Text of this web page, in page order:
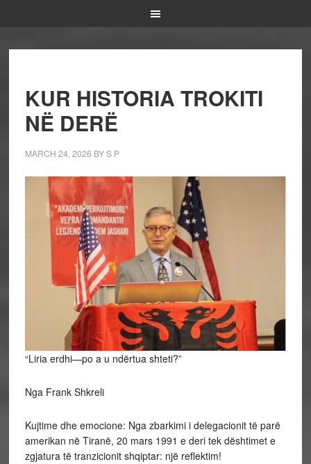
KUR HISTORIA TROKITI
NË DERË
MARCH 24, 2026 BYS P
“Liria erdhi—po a u ndërtua shteti?”
Nga Frank Shkreli
Kujtime dhe emocione: Nga zbarkimi i delegacionit të parë
amerikan në Tiranë, 20 mars 1991 e deri tek dështimet e
zgjatura të tranzicionit shqiptar: një reflektim!